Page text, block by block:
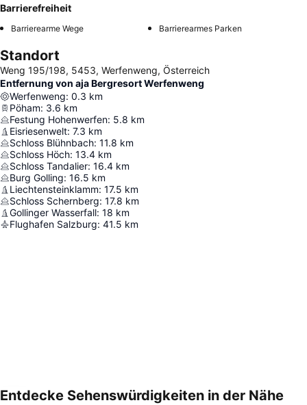
Barrierefreiheit
Barrierearme Wege Barrierearmes Parken
Standort
Weng 195/198, 5453, Werfenweng, Österreich
Entfernung von aja Bergresort Werfenweng
Werfenweng: 0.3 km
Pöham: 3.6 km
Festung Hohenwerfen: 5.8 km
Eisriesenwelt: 7.3 km
Schloss Blühnbach: 11.8 km
Schloss Höch: 13.4 km
Schloss Tandalier: 16.4 km
Burg Golling: 16.5 km
Liechtensteinklamm: 17.5 km
Schloss Schernberg: 17.8 km
Gollinger Wasserfall: 18 km
Flughafen Salzburg: 41.5 km
Entdecke Sehenswürdigkeiten in der Nähe